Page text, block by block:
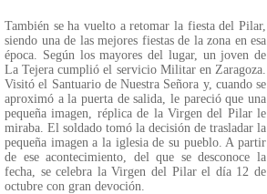
También se ha vuelto a retomar la fiesta del Pilar,
siendo una de las mejores fiestas de la zona en esa
época. Según los mayores del lugar, un joven de
La Tejera cumplió el servicio Militar en Zaragoza.
Visitó el Santuario de Nuestra Señora y, cuando se
aproximó a la puerta de salida, le pareció que una
pequeña imagen, réplica de la Virgen del Pilar le
miraba. El soldado tomó la decisión de trasladar la
pequeña imagen a la iglesia de su pueblo. A partir
de ese acontecimiento, del que se desconoce la
fecha, se celebra la Virgen del Pilar el día 12 de
octubre con gran devoción.